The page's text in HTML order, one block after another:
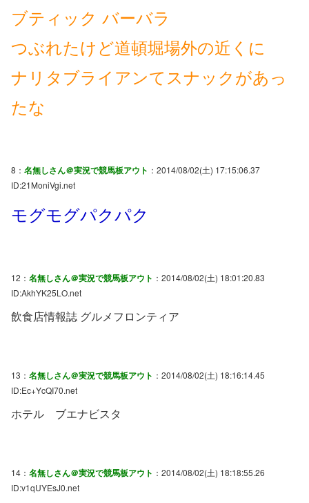
ブティック バーバラ
つぶれたけど道頓堀場外の近くに
ナリタブライアンてスナックがあっ
たな
8： 名無しさん＠実況で競馬板アウト ：2014/08/02(土) 17:15:06.37
ID:21MoniVgi.net
モグモグパクパク
12： 名無しさん＠実況で競馬板アウト ：2014/08/02(土) 18:01:20.83
ID:AkhYK25LO.net
飲食店情報誌 グルメフロンティア
13： 名無しさん＠実況で競馬板アウト ：2014/08/02(土) 18:16:14.45
ID:Ec+YcQI70.net
ホテル ブエナビスタ
14： 名無しさん＠実況で競馬板アウト ：2014/08/02(土) 18:18:55.26
ID:v1qUYEsJ0.net